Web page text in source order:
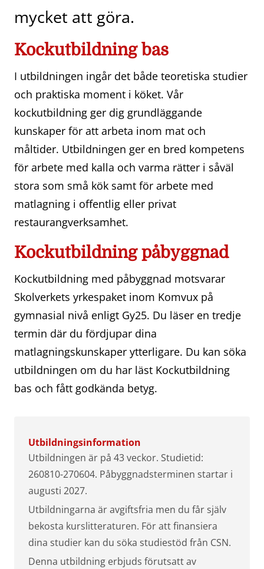
mycket att göra.
Kockutbildning bas
I utbildningen ingår det både teoretiska studier
och praktiska moment i köket. Vår
kockutbildning ger dig grundläggande
kunskaper för att arbeta inom mat och
måltider. Utbildningen ger en bred kompetens
för arbete med kalla och varma rätter i såväl
stora som små kök samt för arbete med
matlagning i offentlig eller privat
restaurangverksamhet.
Kockutbildning påbyggnad
Kockutbildning med påbyggnad motsvarar
Skolverkets yrkespaket inom Komvux på
gymnasial nivå enligt Gy25. Du läser en tredje
termin där du fördjupar dina
matlagningskunskaper ytterligare. Du kan söka
utbildningen om du har läst Kockutbildning
bas och fått godkända betyg.
Utbildningsinformation
Utbildningen är på 43 veckor. Studietid:
260810-270604. Påbyggnadsterminen startar i
augusti 2027.
Utbildningarna är avgiftsfria men du får själv
bekosta kurslitteraturen. För att finansiera
dina studier kan du söka studiestöd från CSN.
Denna utbildning erbjuds förutsatt av